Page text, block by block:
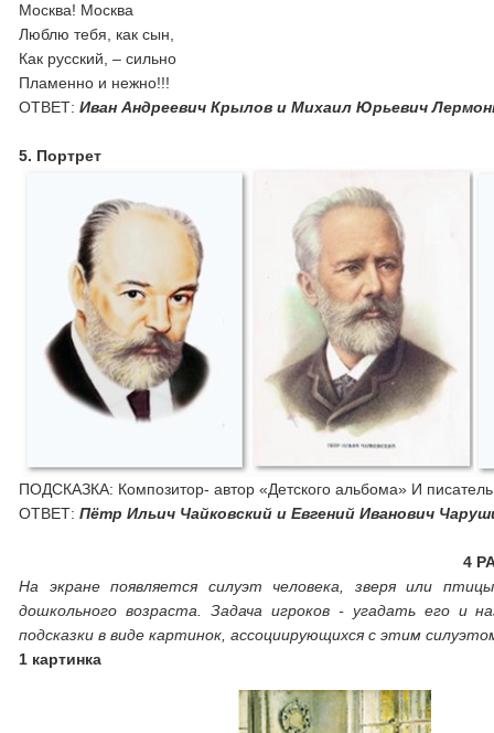
Москва! Москва
Люблю тебя, как сын,
Как русский, – сильно
Пламенно и нежно!!!
ОТВЕТ:Иван Андреевич Крылов и Михаил Юрьевич
5. Портрет
ПОДСКАЗКА: Композитор- автор «Детского альбома» И
ОТВЕТ: Пётр Ильич Чайковский и Евгений Иванович
4
На экране появляется силуэт человека, зверя или
дошкольного возраста. Задача игроков - угадать его и
подсказки в виде картинок, ассоциирующихся с этим
1 картинка